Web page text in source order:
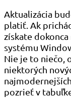
Aktualizácia
platiť. Ak
získate dokonca
systému
Nie je to niečo,
niektorých
pozrieť v